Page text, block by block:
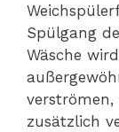
Spülgang
Wäsche
verströmen,
zusätzlich